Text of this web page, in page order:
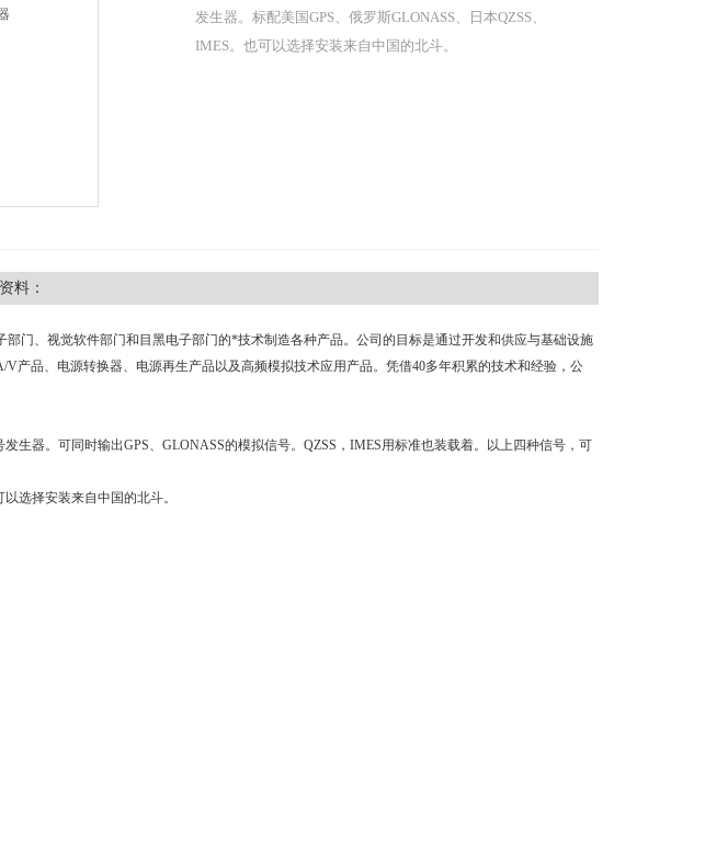
发生器。标配美国GPS、俄罗斯GLONASS、日本QZSS、
IMES。也可以选择安装来自中国的北斗。
料：
部门、视觉软件部门和目黑电子部门的*技术制造各种产品。公司的目标是通过开发和供应与基础设施
产品、电源转换器、电源再生产品以及高频模拟技术应用产品。凭借40多年积累的技术和经验，公
发生器。可同时输出GPS、GLONASS的模拟信号。QZSS，IMES用标准也装载着。以上四种信号，可
选择安装来自中国的北斗。